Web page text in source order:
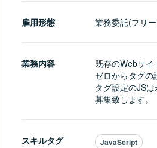
雇用形態 業務委託(フリ
業務内容
既存のWebサイ
ゼロからタグの
タグ設定のJS
募集致します。
スキルタグ JavaScript